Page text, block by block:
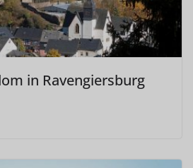
in Ravengiersburg